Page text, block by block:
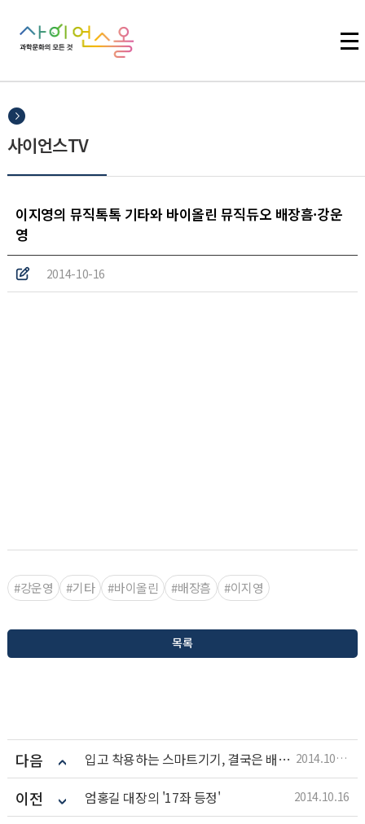
사이언스TV
이지영의 뮤직톡톡 기타와 바이올린 뮤직듀오 배장흠·강운
영
2014-10-16
#강운영 #기타 #바이올린 #배장흠 #이지영
목록
다음 입고 착용하는 스마트기기, 결국은 배터리 2014.10.16
이전 엄홍길 대장의 '17좌 등정' 2014.10.16